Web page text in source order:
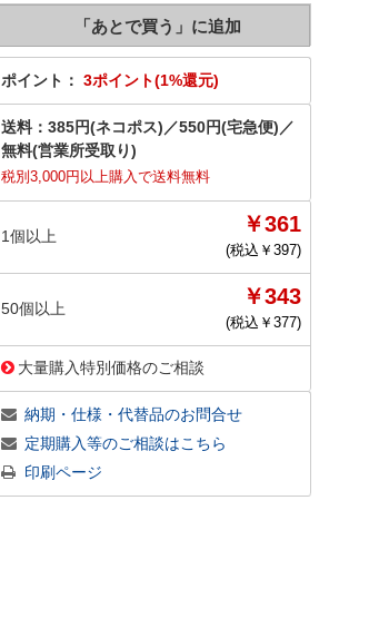
ポイント： 3ポイント(1%還元)
送料： 385円(ネコポス) ／550円(宅急便) ／
無料(営業所受取り)
税別3,000円以上購入で送料無料
1個以上 ￥361
(税込￥ 397)
50個以上 ￥343
(税込￥ 377)
大量購入特別価格のご相談
納期・仕様・代替品のお問合せ
定期購入等のご相談はこちら
印刷ページ